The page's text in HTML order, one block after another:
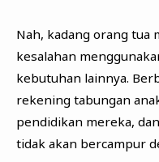
Nah, kadang orang tua
kesalahan
kebutuhan lainnya.
rekening tabungan
pendidikan mereka,
tidak akan bercampur